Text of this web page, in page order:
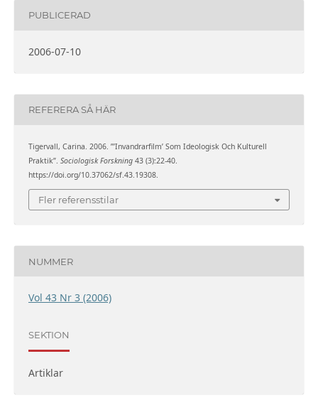
PUBLICERAD
2006-07-10
REFERERA SÅ HÄR
Tigervall, Carina. 2006. ”’Invandrarfilm’ Som Ideologisk Och Kulturell
Praktik”. Sociologisk Forskning43 (3):22-40.
https://doi.org/10.37062/sf.43.19308.
Fler referensstilar
NUMMER
Vol 43 Nr 3 (2006)
SEKTION
Artiklar